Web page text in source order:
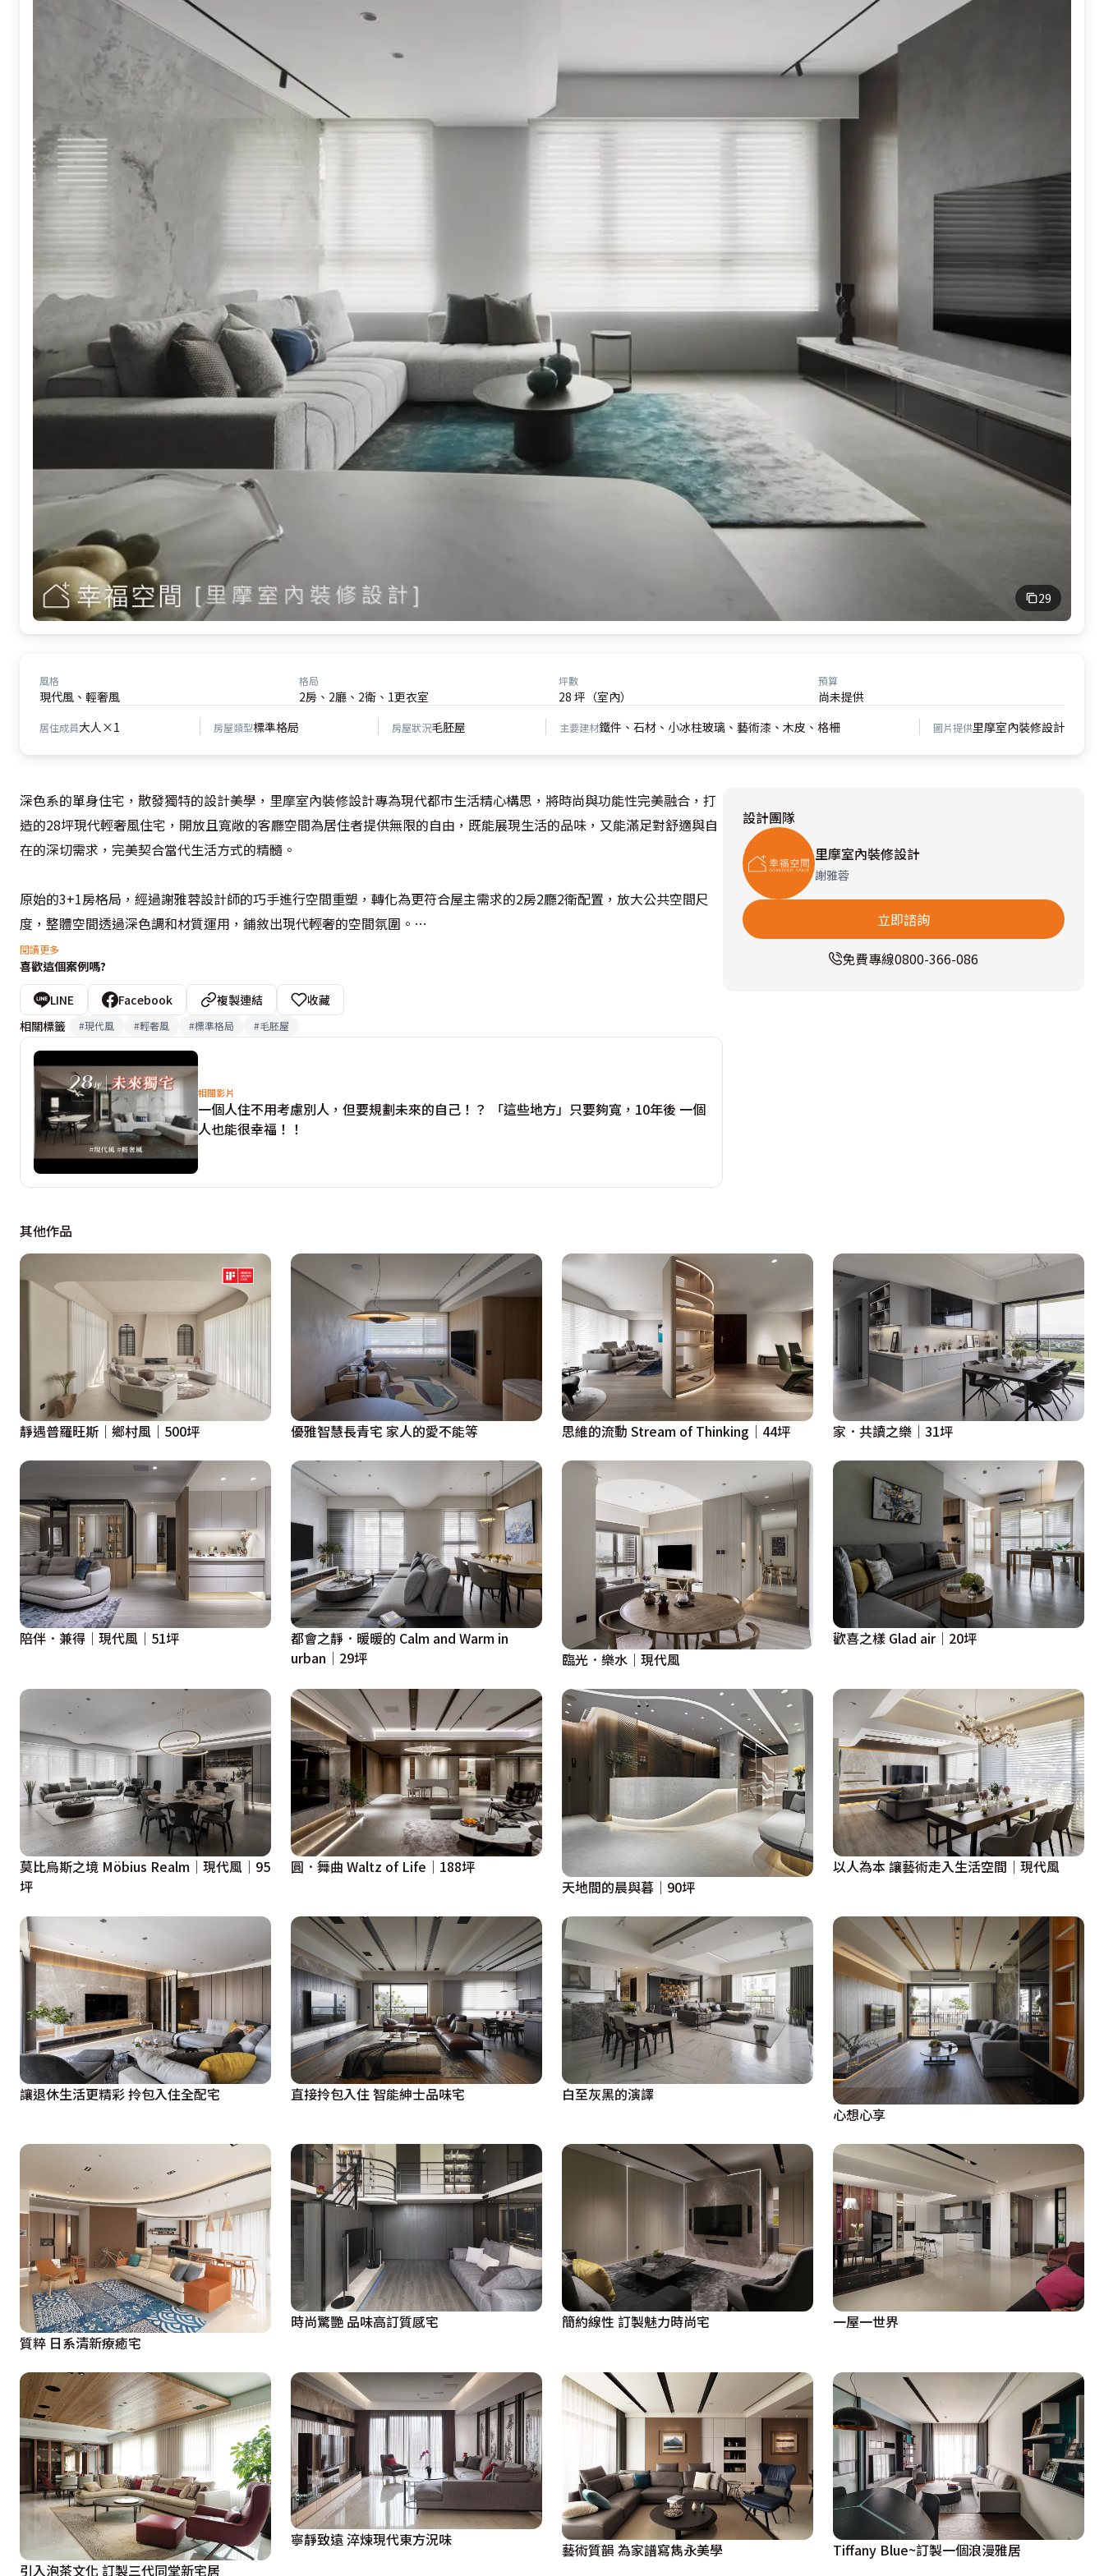
29
風格
現代風、輕奢風
格局
2房、2廳、2衛、1更衣室
坪數
28 坪（室內）
預算
尚未提供
居住成員大人×1 房屋類型標準格局 房屋狀況毛胚屋 主要建材鐵件、石材、小冰柱玻璃、藝術漆、木皮、格柵 圖片提供里摩室內裝修設計
深色系的單身住宅，散發獨特的設計美學，里摩室內裝修設計專為現代都市生活精心構思，將時尚與功能性完美融合，打
造的28坪現代輕奢風住宅，開放且寬敞的客廳空間為居住者提供無限的自由，既能展現生活的品味，又能滿足對舒適與自
在的深切需求，完美契合當代生活方式的精髓。
原始的3+1房格局，經過謝雅蓉設計師的巧手進行空間重塑，轉化為更符合屋主需求的2房2廳2衛配置，放大公共空間尺
度，整體空間透過深色調和材質運用，鋪敘出現代輕奢的空間氛圍。
玄關屏風設計揉合鐵件、石材與小冰柱玻璃搭配，形成獨特視覺焦點，進入客廳，電視牆利用藝術漆襯底，豐富的紋理變
化，增添空間層次感。為符合屋主的使用需求，開放式寬敞的客廳規劃，以利屋主進行瑜伽、伸展等輕運動，讓生活與休
閒無縫結合。設計師善用圖面設計，預先配置好機能收納空間，同樣開放式廚房設計功能齊全，便設有隱藏式儲藏室，可
將冰箱與電器櫃巧妙隱藏，維持整體空間的整潔。吧台區域以均勻的石材打造，成為泡咖啡的理想平台，亦能作為用餐或
工作區域。
來到主臥空間，兼具了舒適與私密性，床頭牆面飾以特殊漆面，搭配可滑動格柵門，保留了後方窗戶，讓自然採光得以引
入，且方便清潔。床尾規劃整排衣櫃，並連接更衣室，滿足大量衣物的收納需求，同時形成流暢的動線，能直通串聯浴
室，提升生活便利性與居住舒適度。
活樣貌。
閱讀更多
喜歡這個案例嗎?
LINE Facebook 複製連結
收藏
相關標籤
#現代風 #輕奢風 #標準格局 #毛胚屋
相關影片
一個人住不用考慮別人，但要規劃未來的自己！？ 「這些地方」只要夠寬，10年後 一個
人也能很幸福！！
設計團隊
里摩室內裝修設計
謝雅蓉
立即諮詢
免費專線0800-366-086
其他作品
靜遇普羅旺斯｜鄉村風｜500坪 優雅智慧長青宅 家人的愛不能等 思維的流動 Stream of Thinking｜44坪 家．共讀之樂｜31坪
陪伴．兼得│現代風│51坪
都會之靜．暖暖的 Calm and Warm in
urban│29坪
臨光．樂水｜現代風
歡喜之樣 Glad air｜20坪
莫比烏斯之境 Möbius Realm│現代風│95
坪
圓．舞曲 Waltz of Life│188坪
天地間的晨與暮｜90坪
以人為本 讓藝術走入生活空間｜現代風
讓退休生活更精彩 拎包入住全配宅 直接拎包入住 智能紳士品味宅
白至灰黑的演譯
心想心享
質粹 日系清新療癒宅
時尚驚艷 品味高訂質感宅 簡約線性 訂製魅力時尚宅 一屋一世界
引入泡茶文化 訂製三代同堂新宅居
寧靜致遠 淬煉現代東方況味
藝術質韻 為家譜寫雋永美學 Tiffany Blue~訂製一個浪漫雅居